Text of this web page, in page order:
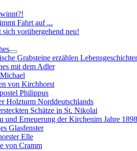
Fahrt auf ...
vorübergehend neu!
Grabsteine erzählen
mit dem Adler
von Kirchhorst
Philippus
Holzturm Norddeutschlands
Schätze in St. Nikolai
und Erneuerung der Kirchenim Jahre
Glasfenster
Elle
von Cramm